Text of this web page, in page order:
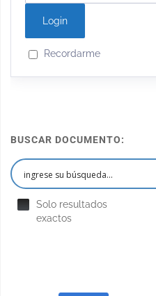
Recordarme
BUSCAR DOCUMENTO:
Solo resultados
exactos